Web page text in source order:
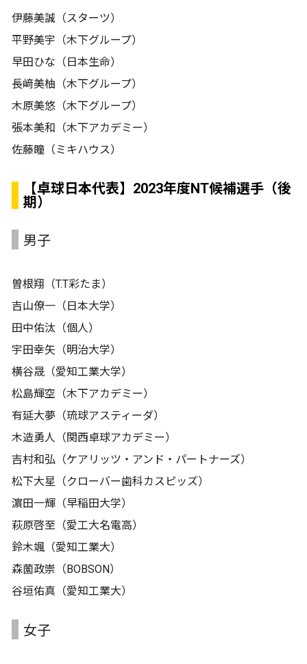
伊藤美誠（スターツ）
平野美宇（木下グループ）
早田ひな（日本生命）
長﨑美柚（木下グループ）
木原美悠（木下グループ）
張本美和（木下アカデミー）
佐藤瞳（ミキハウス）
【卓球日本代表】2023年度NT候補選手（後
期）
男子
曽根翔（T.T彩たま）
吉山僚一（日本大学）
田中佑汰（個人）
宇田幸矢（明治大学）
横谷晟（愛知工業大学）
松島輝空（木下アカデミー）
有延大夢（琉球アスティーダ）
木造勇人（関西卓球アカデミー）
吉村和弘（ケアリッツ・アンド・パートナーズ）
松下大星（クローバー歯科カスピッズ）
濵田一輝（早稲田大学）
萩原啓至（愛工大名電高）
鈴木颯（愛知工業大）
森薗政崇（BOBSON）
谷垣佑真（愛知工業大）
女子